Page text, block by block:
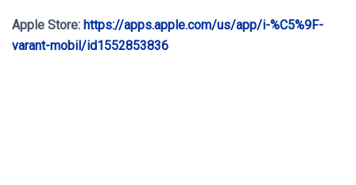
Apple Store: https://apps.apple.com/us/app/i-%C5%9F-
varant-mobil/id1552853836